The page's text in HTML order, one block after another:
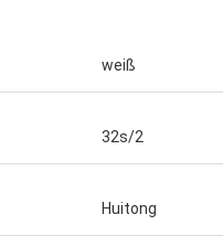
weiß
32s/2
Huitong